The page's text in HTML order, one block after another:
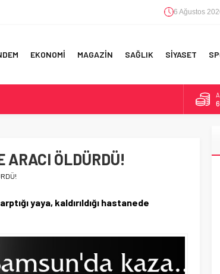
6 Ağustos
EKONOMİ MAGAZİN SAĞLIK SİYASET
HATALAR
ÖLDÜRDÜ!
yaya, kaldırıldığı hastanede